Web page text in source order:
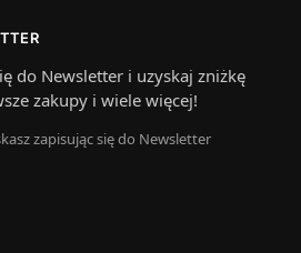
do Newsletter i uzyskaj zniżkę
zakupy i wiele więcej!
zapisując się do Newsletter